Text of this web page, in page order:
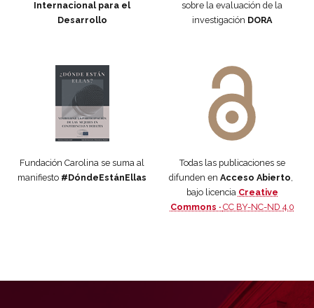
Internacional para el
Desarrollo
sobre la evaluación de la
investigación DORA
Fundación Carolina se suma al
manifiesto #DóndeEstánEllas
Todas las publicaciones se
difunden en Acceso Abierto,
bajo licencia Creative
Commons · CC BY-NC-ND 4.0